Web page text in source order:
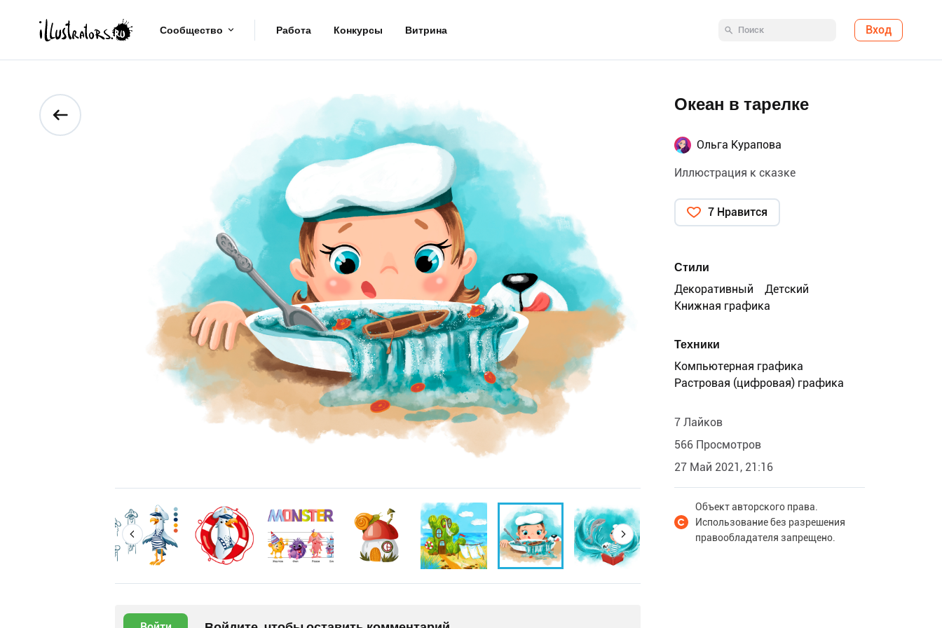
Сообщество Работа Конкурсы Витрина Вход
Океан в тарелке
Ольга Курапова
Иллюстрация к сказке
7 Нравится
Стили
Декоративный
Детский
Книжная графика
Техники
Компьютерная графика
Растровая (цифровая) графика
7 Лайков
566 Просмотров
27 Май 2021, 21:16
Объект авторского права.
Использование без разрешения
правообладателя запрещено.